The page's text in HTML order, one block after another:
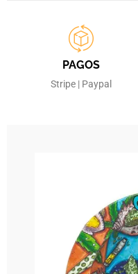
PAGOS
Stripe | Paypal